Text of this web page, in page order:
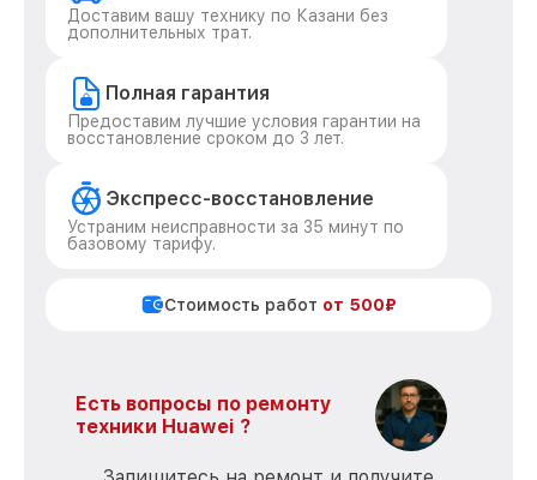
Доставим вашу технику по Казани без
дополнительных трат.
Полная гарантия
Предоставим лучшие условия гарантии на
восстановление сроком до 3 лет.
Экспресс-восстановление
Устраним неисправности за 35 минут по
базовому тарифу.
Стоимость работ от 500₽
Есть вопросы по ремонту
техники Huawei ?